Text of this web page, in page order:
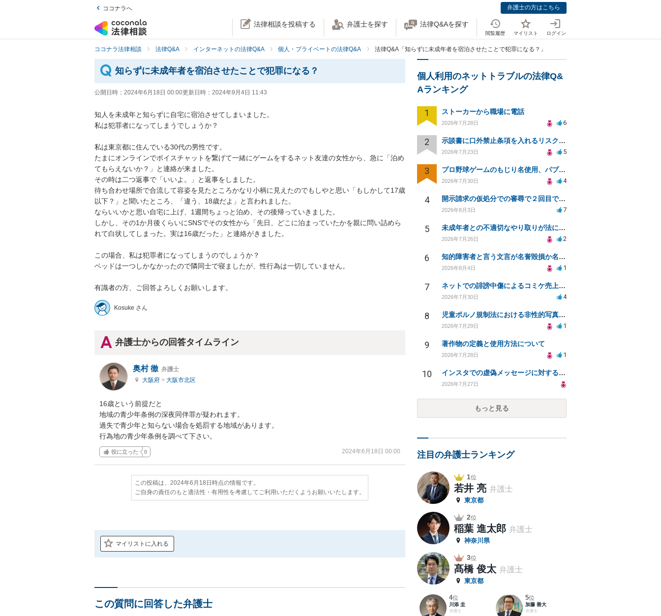
ココナラへ 弁護士の方はこちら
法律相談を投稿する 弁護士を探す 法律Q&Aを探す
閲覧履歴 マイリスト ログイン
ココナラ法律相談 法律Q&A インターネットの法律Q&A 個人・プライベートの法律Q&A 法律Q&A「知らずに未成年者を宿泊させたことで犯罪になる？」
知らずに未成年者を宿泊させたことで犯罪になる？
公開日時： 2024年6月18日 00:00更新日時： 2024年9月4日 11:43
知人を未成年と知らずに自宅に宿泊させてしまいました。
私は犯罪者になってしまうでしょうか？
私は東京都に住んでいる30代の男性です。
たまにオンラインでボイスチャットを繋げて一緒にゲームをするネット友達の女性から、急に「泊め
てもらえないか？」と連絡が来ました。
その時は二つ返事で「いいよ。」と返事をしました。
待ち合わせ場所で合流して容姿を見たところかなり小柄に見えたのでもしやと思い「もしかして17歳
以下？」と聞いたところ、「違う、18歳だよ」と言われました。
ならいいかと思い自宅に上げ、1週間ちょっと泊め、その後帰っていきました。
しかし、その1か月後くらいにSNSでその女性から「先日、どこに泊まっていたかを親に問い詰めら
れて白状してしまった。実は16歳だった」と連絡がきました。
この場合、私は犯罪者になってしまうのでしょうか？
ベッドは一つしかなかったので隣同士で寝ましたが、性行為は一切していません。
有識者の方、ご回答よろしくお願いします。
Kosuke さん
弁護士からの回答タイムライン
奥村 徹 弁護士
大阪府 > 大阪市北区
16歳という前提だと
地域の青少年条例の深夜同伴罪が疑われます。
過失で青少年と知らない場合を処罰する地域があります。
行為地の青少年条例を調べて下さい。
役に立った 0 2024年6月18日 00:00
この投稿は、2024年6月18日時点の情報です。
ご自身の責任のもと適法性・有用性を考慮してご利用いただくようお願いいたします。
マイリストに入れる
この質問に回答した弁護士
個人利用のネットトラブルの法律Q&
Aランキング
1 ストーカーから職場に電話
2026年7月28日 6
2 示談書に口外禁止条項を入れるリスクはありますか？
2026年7月23日 5
3 プロ野球ゲームのもじり名使用、パブリシティ権の影響は？
2026年7月30日 4
4 開示請求の仮処分での審尋で２回目で終わらない場合どうしたらいいですか
2026年8月3日 7
5 未成年者との不適切なやり取りが法に触れる可能性と対処法
2026年7月26日 2
6 知的障害者と言う文言が名誉毀損か名誉感情の侵害になるか教えてほしい。
2026年8月4日 1
7 ネットでの誹謗中傷によるコミケ売上減少、損害賠償は可能か？
2026年7月30日 4
8 児童ポルノ規制法における非性的写真とテキストの扱いは？
2026年7月29日 1
9 著作物の定義と使用方法について
2026年7月28日 1
10 インスタでの虚偽メッセージに対する法的対応の必要性は？
2026年7月27日
もっと見る
注目の弁護士ランキング
1位
若井 亮 弁護士
東京都
2位
稲葉 進太郎 弁護士
神奈川県
3位
髙橋 俊太 弁護士
東京都
4位
川添 圭
弁護士
5位
加藤 善大
弁護士